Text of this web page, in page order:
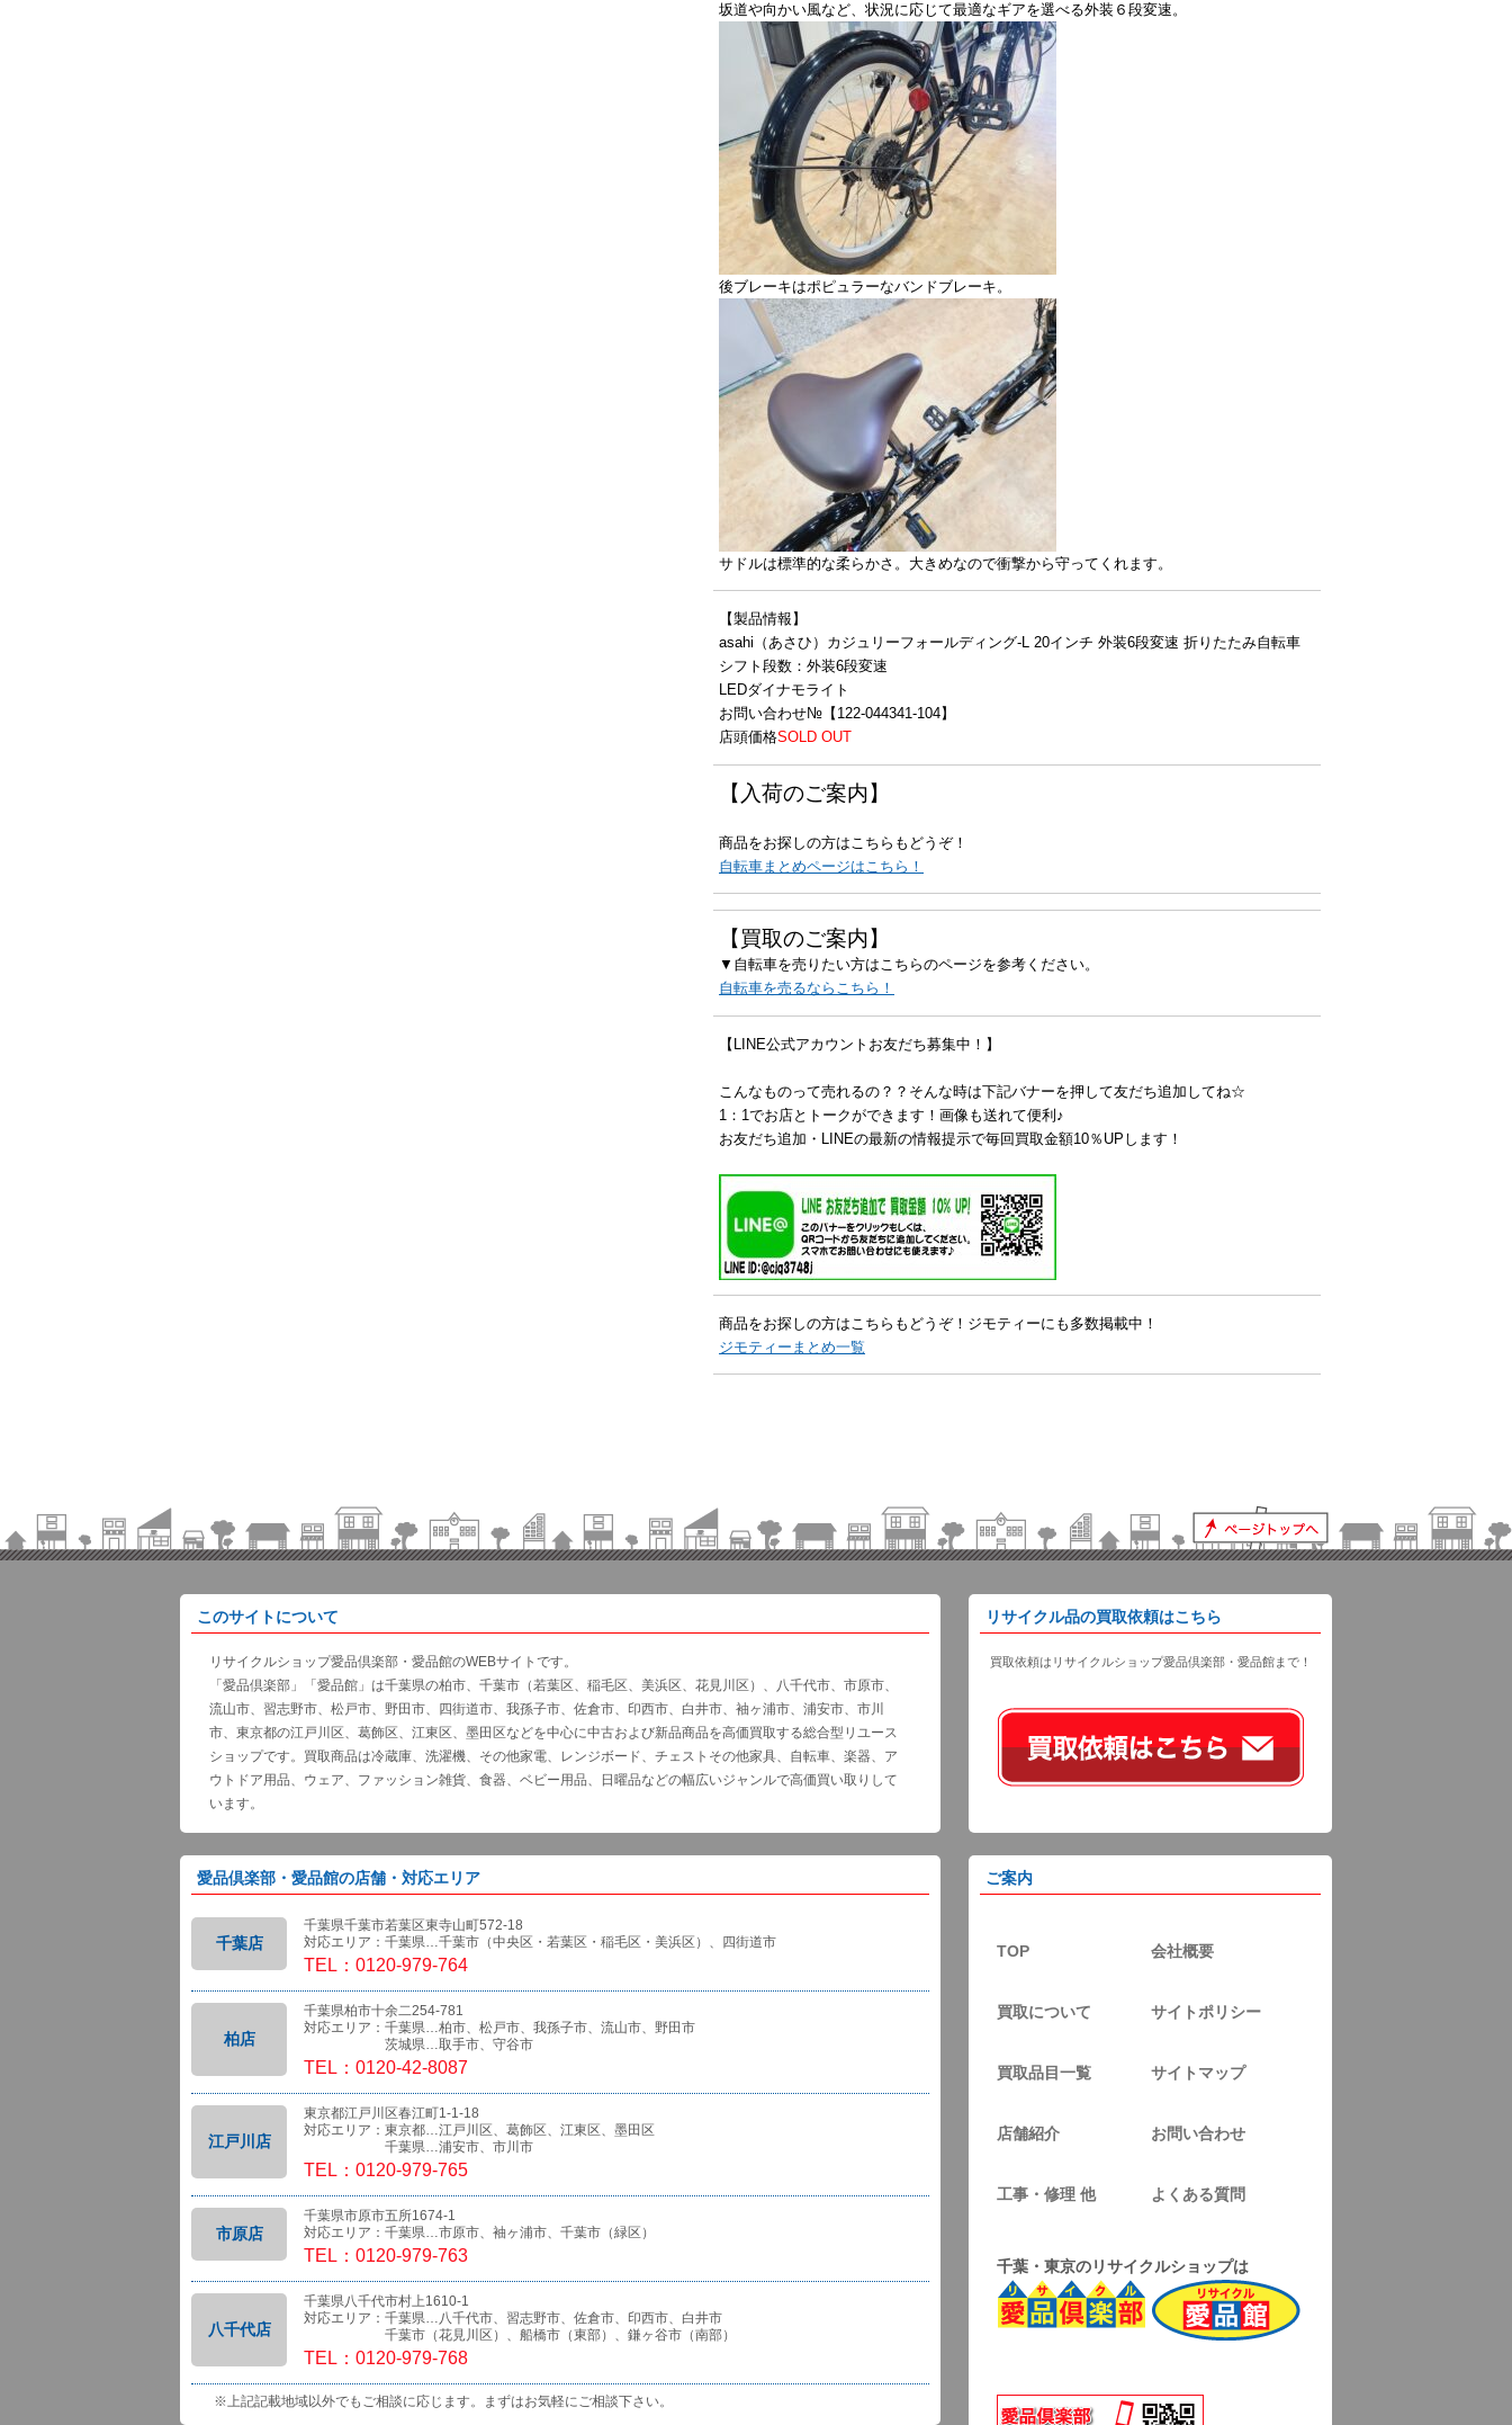
坂道や向かい風など、状況に応じて最適なギアを選べる外装６段変速。
後ブレーキはポピュラーなバンドブレーキ。
サドルは標準的な柔らかさ。大きめなので衝撃から守ってくれます。
【製品情報】
asahi（あさひ）カジュリーフォールディング-L 20インチ 外装6段変速 折りたたみ自転車
シフト段数：外装6段変速
LEDダイナモライト
お問い合わせ№【122-044341-104】
店頭価格SOLD OUT
【入荷のご案内】
商品をお探しの方はこちらもどうぞ！
自転車まとめページはこちら！
【買取のご案内】
▼自転車を売りたい方はこちらのページを参考ください。
自転車を売るならこちら！
【LINE公式アカウントお友だち募集中！】
こんなものって売れるの？？そんな時は下記バナーを押して友だち追加してね☆
1：1でお店とトークができます！画像も送れて便利♪
お友だち追加・LINEの最新の情報提示で毎回買取金額10％UPします！
商品をお探しの方はこちらもどうぞ！ジモティーにも多数掲載中！
ジモティーまとめ一覧
このサイトについて
リサイクルショップ愛品倶楽部・愛品館のWEBサイトです。
「愛品倶楽部」「愛品館」は千葉県の柏市、千葉市（若葉区、稲毛区、美浜区、花見川区）、八千代市、市原市、
流山市、習志野市、松戸市、野田市、四街道市、我孫子市、佐倉市、印西市、白井市、袖ヶ浦市、浦安市、市川
市、東京都の江戸川区、葛飾区、江東区、墨田区などを中心に中古および新品商品を高価買取する総合型リユース
ショップです。買取商品は冷蔵庫、洗濯機、その他家電、レンジボード、チェストその他家具、自転車、楽器、ア
ウトドア用品、ウェア、ファッション雑貨、食器、ベビー用品、日曜品などの幅広いジャンルで高価買い取りして
います。
リサイクル品の買取依頼はこちら
買取依頼はリサイクルショップ愛品倶楽部・愛品館まで！
愛品倶楽部・愛品館の店舗・対応エリア
千葉店
千葉県千葉市若葉区東寺山町572-18
対応エリア：千葉県…千葉市（中央区・若葉区・稲毛区・美浜区）、四街道市
TEL：0120-979-764
柏店
千葉県柏市十余二254-781
対応エリア：千葉県…柏市、松戸市、我孫子市、流山市、野田市
茨城県…取手市、守谷市
TEL：0120-42-8087
江戸川店
東京都江戸川区春江町1-1-18
対応エリア：東京都…江戸川区、葛飾区、江東区、墨田区
千葉県…浦安市、市川市
TEL：0120-979-765
市原店
千葉県市原市五所1674-1
対応エリア：千葉県…市原市、袖ヶ浦市、千葉市（緑区）
TEL：0120-979-763
八千代店
千葉県八千代市村上1610-1
対応エリア：千葉県…八千代市、習志野市、佐倉市、印西市、白井市
千葉市（花見川区）、船橋市（東部）、鎌ヶ谷市（南部）
TEL：0120-979-768
※上記記載地域以外でもご相談に応じます。まずはお気軽にご相談下さい。
ご案内
TOP 会社概要
買取について サイトポリシー
買取品目一覧 サイトマップ
店舗紹介 お問い合わせ
工事・修理 他 よくある質問
千葉・東京のリサイクルショップは